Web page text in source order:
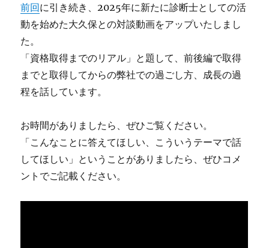
前回に引き続き、2025年に新たに診断士としての活
動を始めた大久保との対談動画をアップいたしまし
た。
「資格取得までのリアル」と題して、前後編で取得
までと取得してからの弊社での過ごし方、成長の過
程を話しています。
お時間がありましたら、ぜひご覧ください。
「こんなことに答えてほしい、こういうテーマで話
してほしい」ということがありましたら、ぜひコメ
ントでご記載ください。